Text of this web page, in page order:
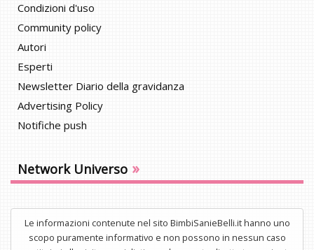
Condizioni d'uso
Community policy
Autori
Esperti
Newsletter Diario della gravidanza
Advertising Policy
Notifiche push
Network Universo »
Le informazioni contenute nel sito BimbiSanieBelli.it hanno uno
scopo puramente informativo e non possono in nessun caso